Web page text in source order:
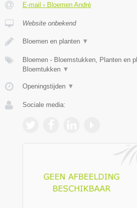
E-mail › Bloemen André
Website onbekend
Bloemen en planten ▼
Bloemen - Bloemstukken, Planten en
Bloemtukken ▼
Openingstijden ▼
Sociale media: